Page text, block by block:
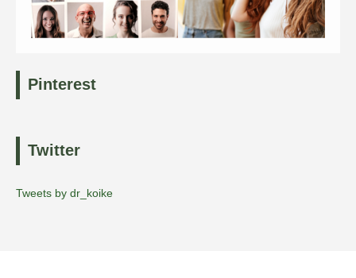
Pinterest
Twitter
Tweets by dr_koike